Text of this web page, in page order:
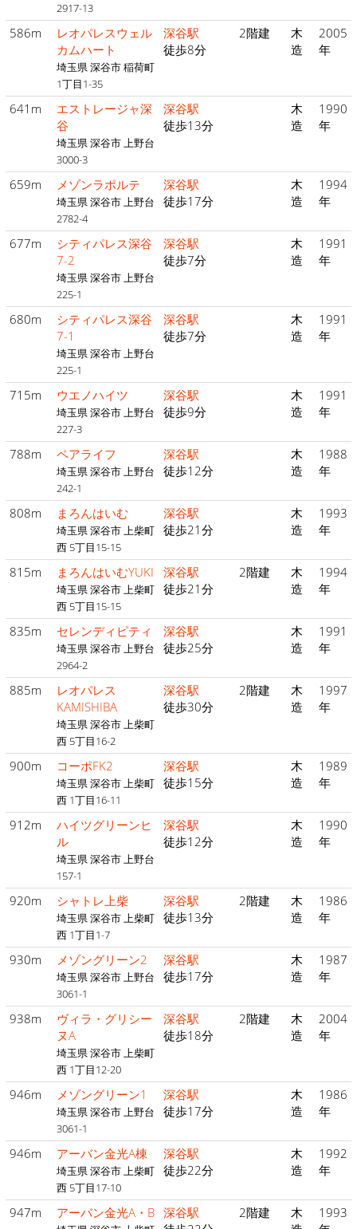
2917-13
586m
レオパレスウェル
カムハート
埼玉県 深谷市 稲荷町
1丁目1-35
深谷駅
徒歩8分
2階建
木
造
2005
年
641m
エストレージャ深
谷
埼玉県 深谷市 上野台
3000-3
深谷駅
徒歩13分
木
造
1990
年
659m メゾンラポルテ
埼玉県 深谷市 上野台
2782-4
深谷駅
徒歩17分
木
造
1994
年
677m
シティパレス深谷
7-2
埼玉県 深谷市 上野台
225-1
深谷駅
徒歩7分
木
造
1991
年
680m
シティパレス深谷
7-1
埼玉県 深谷市 上野台
225-1
深谷駅
徒歩7分
木
造
1991
年
715m ウエノハイツ
埼玉県 深谷市 上野台
227-3
深谷駅
徒歩9分
木
造
1991
年
788m ペアライフ
埼玉県 深谷市 上野台
242-1
深谷駅
徒歩12分
木
造
1988
年
808m まろんはいむ
埼玉県 深谷市 上柴町
西 5丁目15-15
深谷駅
徒歩21分
木
造
1993
年
815m まろんはいむYUKI
埼玉県 深谷市 上柴町
西 5丁目15-15
深谷駅
徒歩21分
2階建
木
造
1994
年
835m セレンディピティ
埼玉県 深谷市 上野台
2964-2
深谷駅
徒歩25分
木
造
1991
年
885m
レオパレス
KAMISHIBA
埼玉県 深谷市 上柴町
西 5丁目16-2
深谷駅
徒歩30分
2階建
木
造
1997
年
900m コーポFK2
埼玉県 深谷市 上柴町
西 1丁目16-11
深谷駅
徒歩15分
木
造
1989
年
912m
ハイツグリーンヒ
ル
埼玉県 深谷市 上野台
157-1
深谷駅
徒歩12分
木
造
1990
年
920m シャトレ上柴
埼玉県 深谷市 上柴町
西 1丁目1-7
深谷駅
徒歩13分
2階建
木
造
1986
年
930m メゾングリーン2
埼玉県 深谷市 上野台
3061-1
深谷駅
徒歩17分
木
造
1987
年
938m
ヴィラ・グリシー
ヌA
埼玉県 深谷市 上柴町
西 1丁目12-20
深谷駅
徒歩18分
2階建
木
造
2004
年
946m メゾングリーン1
埼玉県 深谷市 上野台
3061-1
深谷駅
徒歩17分
木
造
1986
年
946m アーバン金光A棟
埼玉県 深谷市 上柴町
西 5丁目17-10
深谷駅
徒歩22分
木
造
1992
年
947m アーバン金光A・B 深谷駅
2階建
木
1993